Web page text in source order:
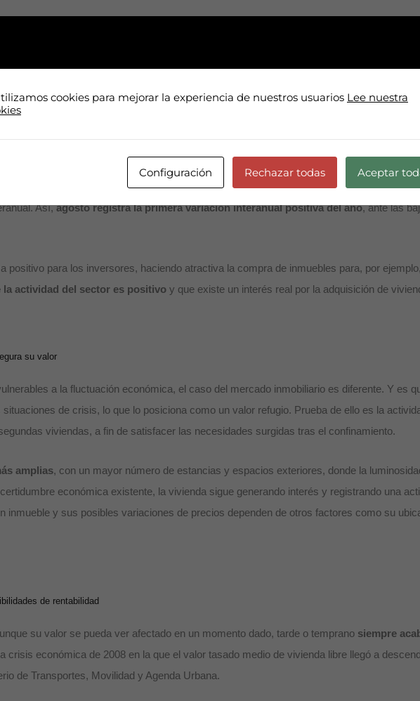
ha registrado un aumento del 5%
en septiembre de este año en comparación con el
(IPC) del INE. No obstante, a pesar de la situación en la que nos encontramos,
siendo su ubicación, por tanto, la adquisición de un inmueble en áreas consolidadas
en el largo plazo.
General del Notariado, en agosto se registraron un total de 33.201 transacciones
Así,agosto registra la primera variación interanual positiva del año, ante las
positivo para los inversores, haciendo atractiva la compra de inmuebles para, por
la actividad del sector es positivo y que existe un interés real por la adquisición de
su valor
a la fluctuación económica, el caso del mercado inmobiliario es diferente. Y es
situaciones de crisis, lo que lo posiciona como un valor refugio. Prueba de ello es la
viviendas, a fin de satisfacer las necesidades surgidas tras el confinamiento.
amplias, con un mayor número de estancias y espacios exteriores, donde la
económica existente, la vivienda sigue generando interés y registrando una
inmueble y sus posibles variaciones de precios dependen de otros factores como su
de rentabilidad
su valor se pueda ver afectado en un momento dado, tarde o temprano siempre
crisis económica de 2008 en la que el valor tasado medio de vivienda libre llegó a
de Transportes, Movilidad y Agenda Urbana.
cookies para mejorar la experiencia de nuestros usuarios Lee nuestra
Configuración Rechazar todas Aceptar